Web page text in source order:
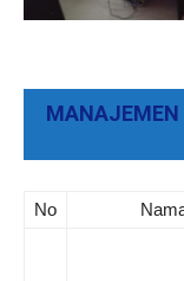
MANAJEMEN
No